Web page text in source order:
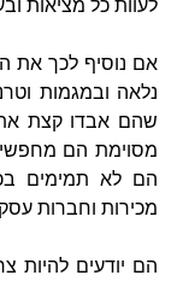
לעוות כל מציאות
אם נוסיף לכך את
נלאה ובמגמות
שהם אבדו קצת
מסוימת הם
הם לא תמימים
מכירות וחברות
הם יודעים להיות